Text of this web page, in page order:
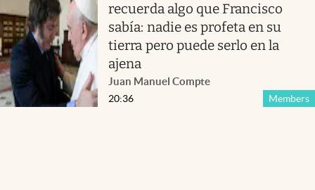
recuerda algo que Francisco
sabía: nadie es profeta en su
tierra pero puede serlo en la
ajena
Juan Manuel Compte
Members
20:36